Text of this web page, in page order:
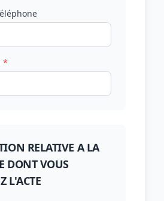
*
RELATIVE A LA
DONT VOUS
L'ACTE